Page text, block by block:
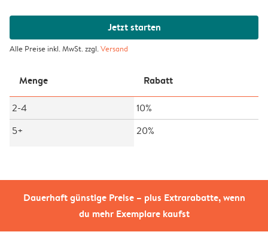
Dauerhaft günstige Preise – plus Extrarabatte, wenn
du mehr Exemplare kaufst
Jetzt starten
Alle Preise inkl. MwSt. zzgl.Versand
Menge Rabatt
2-4
10%
5+
20%